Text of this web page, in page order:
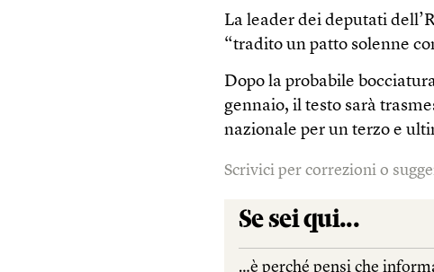
La leader dei deputati
“tradito un patto solenne
Dopo la probabile
gennaio, il testo sarà
nazionale per un terzo e
Scrivici per correzioni o